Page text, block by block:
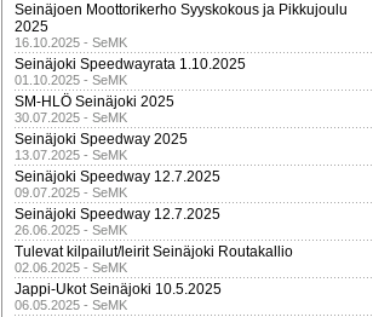
Seinäjoen Moottorikerho Syyskokous ja Pikkujoulu
2025
16.10.2025 - SeMK
Seinäjoki Speedwayrata 1.10.2025
01.10.2025 - SeMK
SM-HLÖ Seinäjoki 2025
30.07.2025 - SeMK
Seinäjoki Speedway 2025
13.07.2025 - SeMK
Seinäjoki Speedway 12.7.2025
09.07.2025 - SeMK
Seinäjoki Speedway 12.7.2025
26.06.2025 - SeMK
Tulevat kilpailut/leirit Seinäjoki Routakallio
02.06.2025 - SeMK
Jappi-Ukot Seinäjoki 10.5.2025
06.05.2025 - SeMK